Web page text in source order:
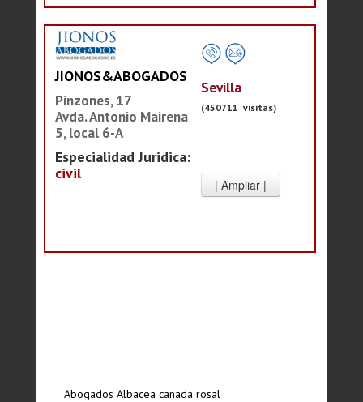
JIONOS&ABOGADOS
Pinzones, 17
Avda. Antonio Mairena
5, local 6-A
Especialidad Juridica:
civil
Sevilla
(450711 visitas)
Abogados Albacea canada rosal